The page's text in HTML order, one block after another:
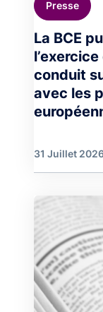
Presse
La BCE
conduit
avec les
31 Juillet
Image